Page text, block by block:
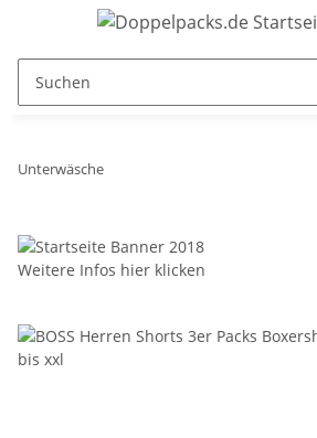
Unterwäsche
Weitere Infos hier klicken